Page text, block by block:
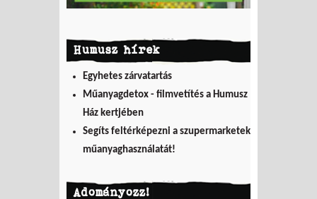
Humusz hírek
Egyhetes zárvatartás
Műanyagdetox - filmvetítés a Humusz
Ház kertjében
Segíts feltérképezni a szupermarketek
műanyaghasználatát!
Adományozz!